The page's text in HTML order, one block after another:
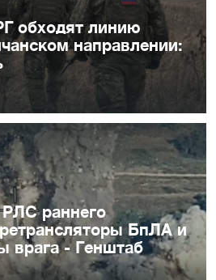
обходят линию
направлении:
раннего
БпЛА и
врага - Генштаб